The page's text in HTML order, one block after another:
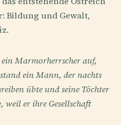
Bildung und Gewalt,
Marmorherrscher auf,
ein Mann, der nachts
übte und seine Töchter
er ihre Gesellschaft